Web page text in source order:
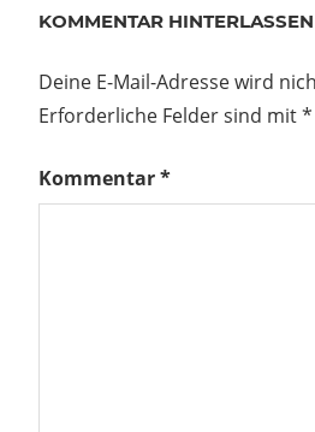
1981
KOMMENTAR HINTERLASSEN
Deine E-Mail-Adresse wird
Erforderliche Felder sind mit*
Kommentar*